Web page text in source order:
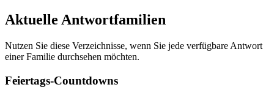
Aktuelle Antwortfamilien
Nutzen Sie diese Verzeichnisse, wenn Sie jede verfügbare Antwort
einer Familie durchsehen möchten.
Feiertags-Countdowns